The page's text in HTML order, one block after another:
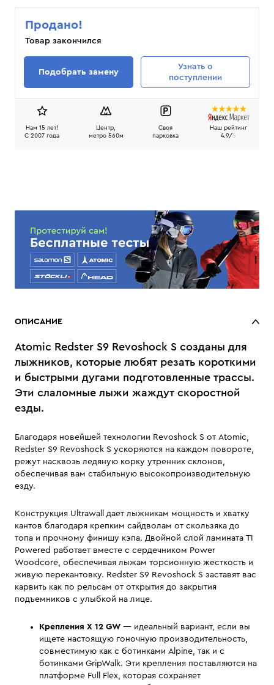
Продано!
Товар закончился
Подобрать замену
Узнать о
поступлении
Нам 15 лет!
C 2007 года
Центр,
метро 560м
Своя
парковка
Наш рейтинг
4.9/5
ОПИСАНИЕ
Atomic Redster S9 Revoshock S созданы для
лыжников, которые любят резать короткими
и быстрыми дугами подготовленные трассы.
Эти слаломные лыжи жаждут скоростной
езды.
Благодаря новейшей технологии Revoshock S от Atomic,
Redster S9 Revoshock S ускоряются на каждом повороте,
режут насквозь ледяную корку утренних склонов,
обеспечивая вам стабильную высокопроизводительную
езду.
Конструкция Ultrawall дает лыжникам мощность и хватку
кантов благодаря крепким сайдволам от скользяка до
топа и прочному финишу кэпа. Двойной слой ламината TI
Powered работает вместе с сердечником Power
Woodcore, обеспечивая лыжам торсионную жесткость и
живую перекантовку. Redster S9 Revoshock S заставят вас
карвить как по рельсам от открытия до закрытия
подъемников с улыбкой на лице.
Крепления X 12 GW — идеальный вариант, если вы
ищете настоящую гоночную производительность,
совместимую как с ботинками Alpine, так и с
ботинками GripWalk. Эти крепления поставляются на
платформе Full Flex, которая сохраняет